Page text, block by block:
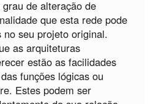
de alteração de
que esta rede pode
seu projeto original.
as arquiteturas
estão as facilidades
funções lógicas ou
Estes podem ser